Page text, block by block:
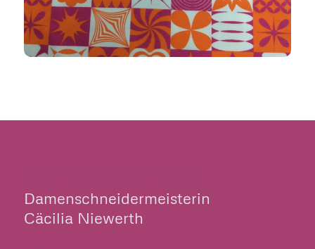
Damenschneidermeisterin
Cäcilia Niewerth